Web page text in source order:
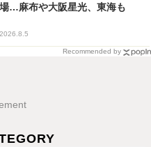
場…麻布や大阪星光、東海も
2026.8.5
Recommended by